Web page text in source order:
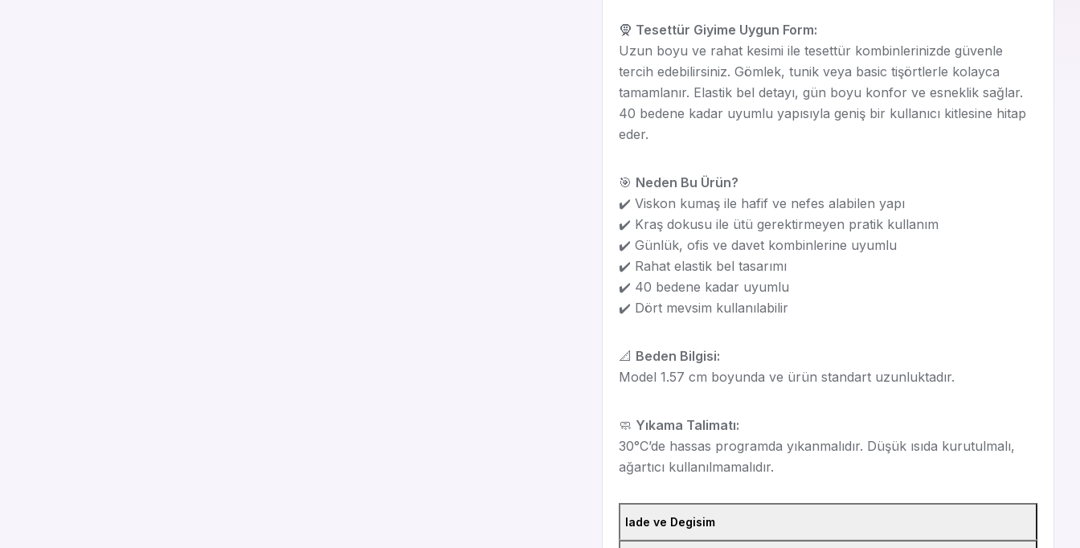
🧕 Tesettür Giyime Uygun Form:
Uzun boyu ve rahat kesimi ile tesettür kombinlerinizde güvenle
tercih edebilirsiniz. Gömlek, tunik veya basic tişörtlerle kolayca
tamamlanır. Elastik bel detayı, gün boyu konfor ve esneklik sağlar.
40 bedene kadar uyumlu yapısıyla geniş bir kullanıcı kitlesine hitap
eder.
🎯 Neden Bu Ürün?
✔️ Viskon kumaş ile hafif ve nefes alabilen yapı
✔️ Kraş dokusu ile ütü gerektirmeyen pratik kullanım
✔️ Günlük, ofis ve davet kombinlerine uyumlu
✔️ Rahat elastik bel tasarımı
✔️ 40 bedene kadar uyumlu
✔️ Dört mevsim kullanılabilir
📐 Beden Bilgisi:
Model 1.57 cm boyunda ve ürün standart uzunluktadır.
🧼 Yıkama Talimatı:
30°C’de hassas programda yıkanmalıdır. Düşük ısıda kurutulmalı,
ağartıcı kullanılmamalıdır.
Iade ve Degisim